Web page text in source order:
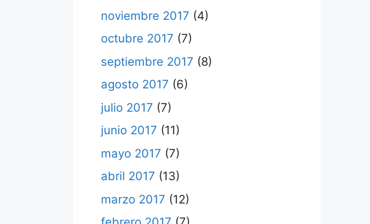
noviembre 2017 (4)
octubre 2017 (7)
septiembre 2017 (8)
agosto 2017 (6)
julio 2017 (7)
junio 2017 (11)
mayo 2017 (7)
abril 2017 (13)
marzo 2017 (12)